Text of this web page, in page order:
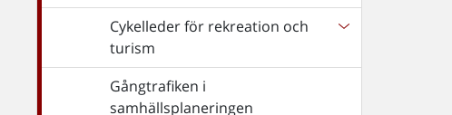
Cykelleder för rekreation och
turism
Gångtrafiken i
samhällsplaneringen